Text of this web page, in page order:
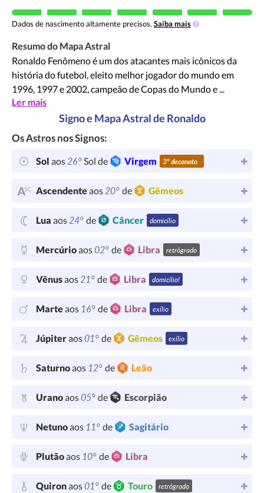
Dados de nascimento altamente precisos. Saiba mais
Resumo do Mapa Astral
Ronaldo Fenômeno é um dos atacantes mais icônicos da
história do futebol, eleito melhor jogador do mundo em
1996, 1997 e 2002, campeão de Copas do Mundo e ...
Ler mais
Signo e Mapa Astral de Ronaldo
Os Astros nos Signos:
Sol aos26°Sol de Virgem 3º decanato
Ascendenteaos20° de Gêmeos
Lua aos24° de Câncer domicílio
Mercúrioaos02° de Libra retrógrado
Vênusaos21° de Libra domicílio!
Marteaos 16° de Libra exílio
Júpiteraos01° de Gêmeos exílio
Saturnoaos 12° de Leão
Uranoaos05° de Escorpião
Netunoaos 11° de Sagitário
Plutãoaos 10° de Libra
Quironaos01° de Touro retrógrado